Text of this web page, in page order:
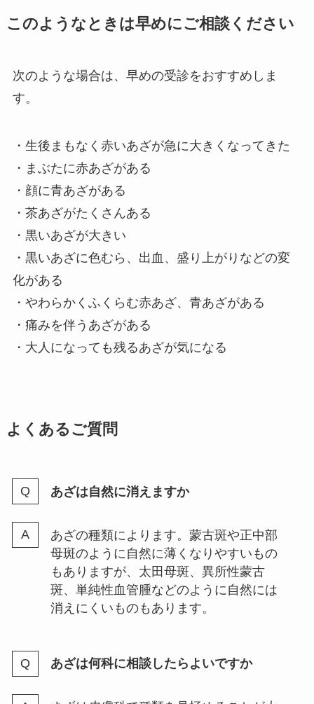
このようなときは早めにご相談ください
次のような場合は、早めの受診をおすすめしま
す。
・生後まもなく赤いあざが急に大きくなってきた
・まぶたに赤あざがある
・顔に青あざがある
・茶あざがたくさんある
・黒いあざが大きい
・黒いあざに色むら、出血、盛り上がりなどの変
化がある
・やわらかくふくらむ赤あざ、青あざがある
・痛みを伴うあざがある
・大人になっても残るあざが気になる
よくあるご質問
あざは自然に消えますか
あざの種類によります。蒙古斑や正中部
母斑のように自然に薄くなりやすいもの
もありますが、太田母斑、異所性蒙古
斑、単純性血管腫などのように自然には
消えにくいものもあります。
あざは何科に相談したらよいですか